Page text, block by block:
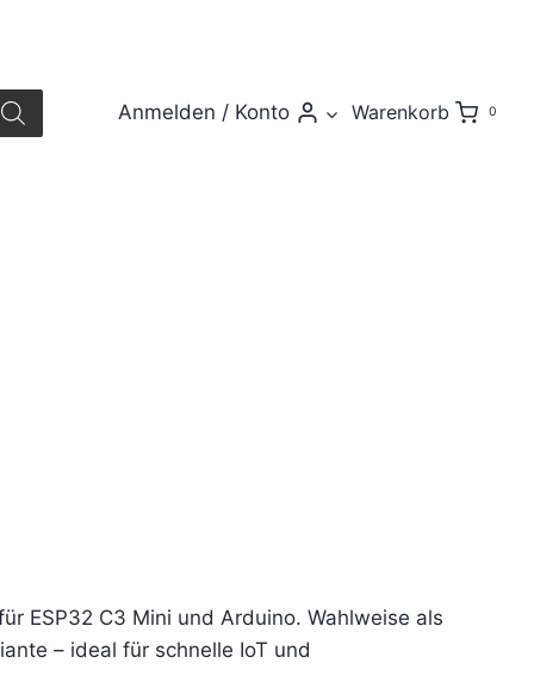
Anmelden / Konto Warenkorb 0
ESP32 C3 Mini und Arduino. Wahlweise als
– ideal für schnelle IoT und